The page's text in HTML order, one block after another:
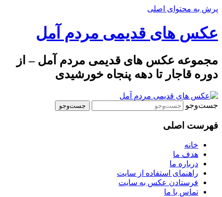
پرش به محتوای اصلی
عکس های قدیمی مردم آمل
مجموعه عکس های قدیمی مردم آمل – از
دوره قاجار تا دهه پنجاه خورشیدی
جست‌وجو
فهرست اصلی
خانه
هدف ما
درباره ما
راهنمای استفاده از سایت
فرستادن عکس به سایت
تماس با ما